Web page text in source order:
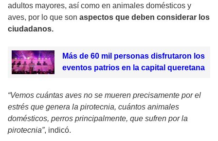
adultos mayores, así como en animales domésticos y
aves, por lo que son aspectos que deben considerar los
ciudadanos.
Más de 60 mil personas disfrutaron los
eventos patrios en la capital queretana
“Vemos cuántas aves no se mueren precisamente por el
estrés que genera la pirotecnia, cuántos animales
domésticos, perros principalmente, que sufren por la
pirotecnia”, indicó.